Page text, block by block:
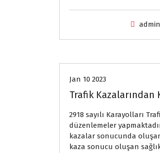
admin
Jan 10 2023
Trafik Kazalarından
2918 sayılı Karayolları
düzenlemeler
kazalar sonucunda
kaza sonucu oluşan